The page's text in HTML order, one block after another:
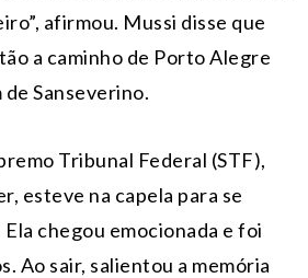
afirmou. Mussi disse que
a caminho de Porto Alegre
Sanseverino.
Tribunal Federal (STF),
esteve na capela para se
chegou emocionada e foi
Ao sair, salientou a memória